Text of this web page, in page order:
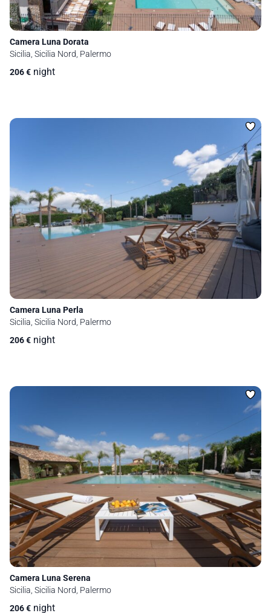
Camera Luna Dorata
Sicilia, Sicilia Nord, Palermo
206€ night
Camera Luna Perla
Sicilia, Sicilia Nord, Palermo
206€ night
Camera Luna Serena
Sicilia, Sicilia Nord, Palermo
206€ night